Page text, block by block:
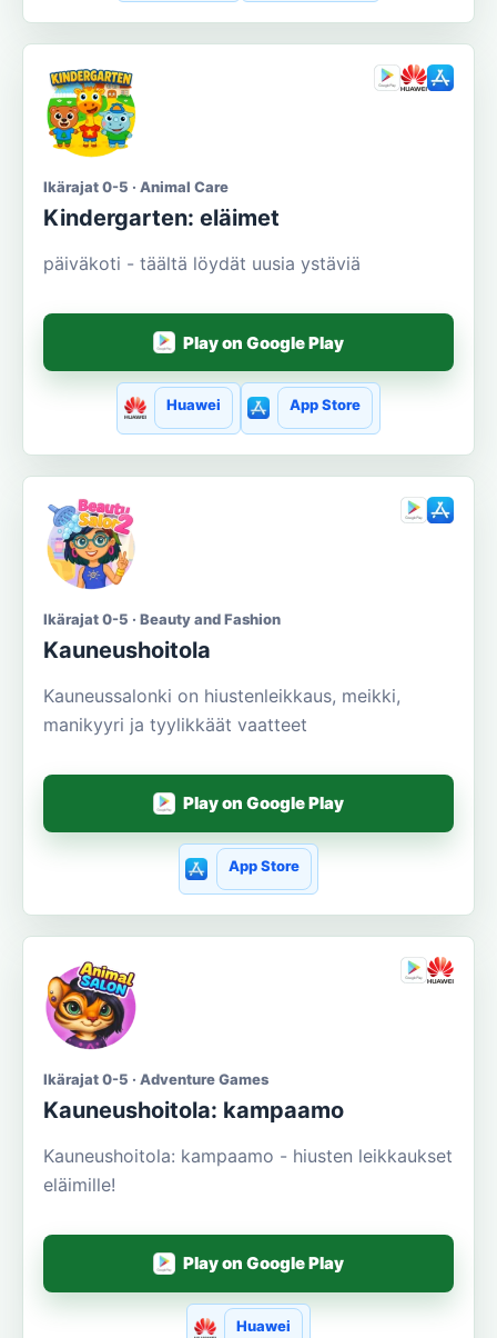
Ikärajat 0-5 · Animal Care
Kindergarten: eläimet
päiväkoti - täältä löydät uusia ystäviä
Play on Google Play
Huawei App Store
Ikärajat 0-5 · Beauty and Fashion
Kauneushoitola
Kauneussalonki on hiustenleikkaus, meikki,
manikyyri ja tyylikkäät vaatteet
Play on Google Play
App Store
Ikärajat 0-5 · Adventure Games
Kauneushoitola: kampaamo
Kauneushoitola: kampaamo - hiusten leikkaukset
eläimille!
Play on Google Play
Huawei